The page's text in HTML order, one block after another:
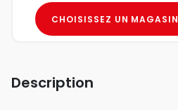
CHOISISSEZ UN MAGASIN
Description